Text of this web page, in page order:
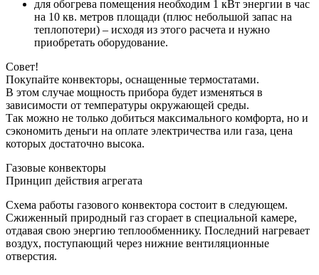
для обогрева помещения необходим 1 кВт энергии в час
на 10 кв. метров площади (плюс небольшой запас на
теплопотери) – исходя из этого расчета и нужно
приобретать оборудование.
Совет!
Покупайте конвекторы, оснащенные термостатами.
В этом случае мощность прибора будет изменяться в
зависимости от температуры окружающей среды.
Так можно не только добиться максимального комфорта, но и
сэкономить деньги на оплате электричества или газа, цена
которых достаточно высока.
Газовые конвекторы
Принцип действия агрегата
Схема работы газового конвектора состоит в следующем.
Сжиженный природный газ сгорает в специальной камере,
отдавая свою энергию теплообменнику. Последний нагревает
воздух, поступающий через нижние вентиляционные
отверстия.